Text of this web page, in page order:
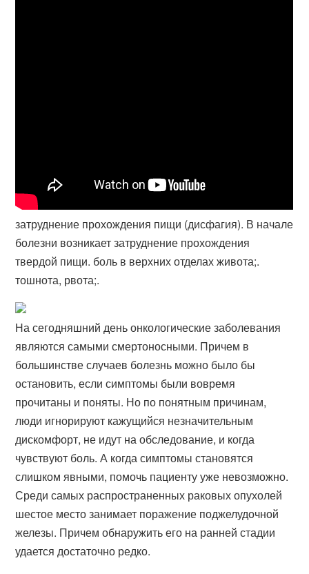
затруднение прохождения пищи (дисфагия). В начале
болезни возникает затруднение прохождения
твердой пищи. боль в верхних отделах живота;.
тошнота, рвота;.
На сегодняшний день онкологические заболевания
являются самыми смертоносными. Причем в
большинстве случаев болезнь можно было бы
остановить, если симптомы были вовремя
прочитаны и поняты. Но по понятным причинам,
люди игнорируют кажущийся незначительным
дискомфорт, не идут на обследование, и когда
чувствуют боль. А когда симптомы становятся
слишком явными, помочь пациенту уже невозможно.
Среди самых распространенных раковых опухолей
шестое место занимает поражение поджелудочной
железы. Причем обнаружить его на ранней стадии
удается достаточно редко.